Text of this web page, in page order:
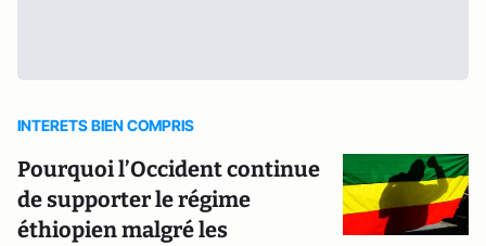
INTERETS BIEN COMPRIS
Pourquoi l’Occident continue
de supporter le régime
éthiopien malgré les